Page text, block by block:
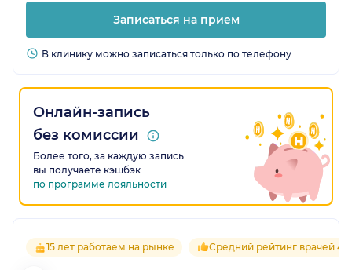
Записаться на прием
В клинику можно записаться только по телефону
Онлайн-запись
без комиссии
Более того, за каждую запись
вы получаете кэшбэк
по программе лояльности
15 лет работаем на рынке Средний рейтинг врачей 4.7